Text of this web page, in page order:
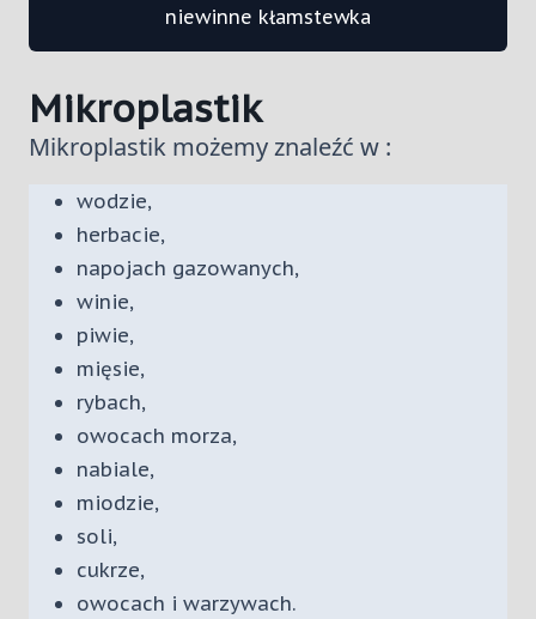
niewinne kłamstewka
Mikroplastik
Mikroplastik możemy znaleźć w :
wodzie,
herbacie,
napojach gazowanych,
winie,
piwie,
mięsie,
rybach,
owocach morza,
nabiale,
miodzie,
soli,
cukrze,
owocach i warzywach.